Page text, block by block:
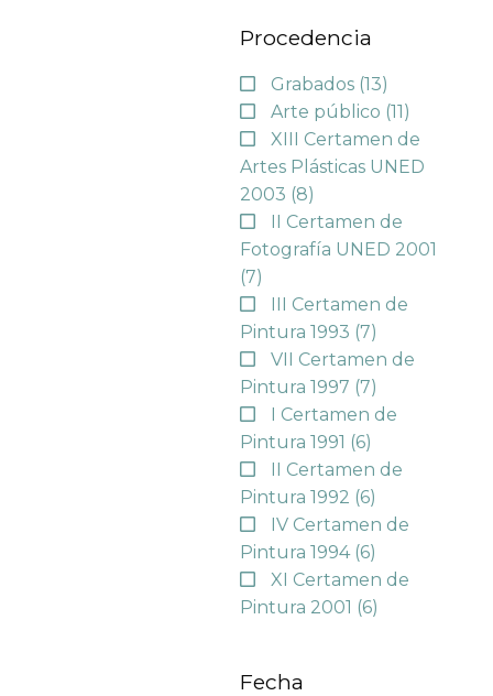
Procedencia
Grabados (13)
Arte público (11)
XIII Certamen de
Artes Plásticas UNED
2003 (8)
II Certamen de
Fotografía UNED 2001
(7)
III Certamen de
Pintura 1993 (7)
VII Certamen de
Pintura 1997 (7)
I Certamen de
Pintura 1991 (6)
II Certamen de
Pintura 1992 (6)
IV Certamen de
Pintura 1994 (6)
XI Certamen de
Pintura 2001 (6)
Fecha